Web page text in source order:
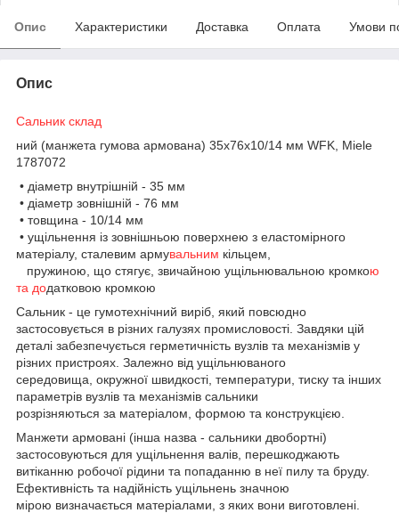
Опис Характеристики Доставка Оплата Умови
Опис
Сальник склад
ний (манжета гумова армована) 35х76х10/14 мм WFK, Miele
1787072
• діаметр внутрішній - 35 мм
• діаметр зовнішній - 76 мм
• товщина - 10/14 мм
• ущільнення із зовнішньою поверхнею з еластомірного
матеріалу, сталевим армувальним кільцем,
пружиною, що стягує, звичайною ущільнювальною кромкою
та додатковою кромкою
Сальник - це гумотехнічний виріб, який повсюдно
застосовується в різних галузях промисловості. Завдяки цій
деталі забезпечується герметичність вузлів та механізмів у
різних пристроях. Залежно від ущільнюваного
середовища, окружної швидкості, температури, тиску та інших
параметрів вузлів та механізмів сальники
розрізняються за матеріалом, формою та конструкцією.
Манжети армовані (інша назва - сальники двобортні)
застосовуються для ущільнення валів, перешкоджають
витіканню робочої рідини та попаданню в неї пилу та бруду.
Ефективність та надійність ущільнень значною
мірою визначається матеріалами, з яких вони виготовлені.